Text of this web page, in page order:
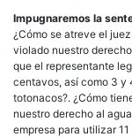
Impugnaremos la
¿Cómo se atreve el
violado nuestro
que el representante
centavos, así como 3 y
totonacos?. ¿Cómo
nuestro derecho al
empresa para utilizar